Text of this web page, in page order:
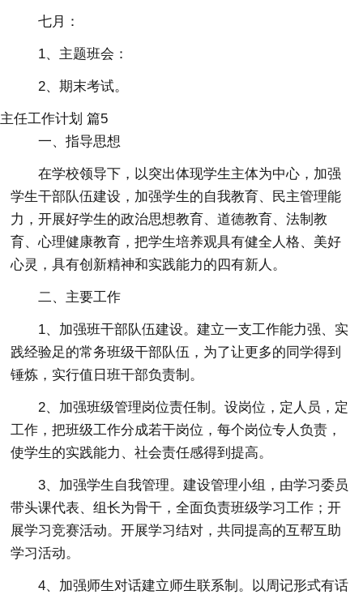
七月：
1、主题班会：
2、期末考试。
主任工作计划 篇5
一、指导思想
在学校领导下，以突出体现学生主体为中心，加强
学生干部队伍建设，加强学生的自我教育、民主管理能
力，开展好学生的政治思想教育、道德教育、法制教
育、心理健康教育，把学生培养观具有健全人格、美好
心灵，具有创新精神和实践能力的四有新人。
二、主要工作
1、加强班干部队伍建设。建立一支工作能力强、实
践经验足的常务班级干部队伍，为了让更多的同学得到
锤炼，实行值日班干部负责制。
2、加强班级管理岗位责任制。设岗位，定人员，定
工作，把班级工作分成若干岗位，每个岗位专人负责，
使学生的实践能力、社会责任感得到提高。
3、加强学生自我管理。建设管理小组，由学习委员
带头课代表、组长为骨干，全面负责班级学习工作；开
展学习竞赛活动。开展学习结对，共同提高的互帮互助
学习活动。
4、加强师生对话建立师生联系制。以周记形式有话